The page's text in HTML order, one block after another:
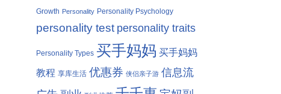
Growth Personality Personality Psychology
personality test personality traits
Personality Types 买手妈妈 买手妈妈
教程 享库生活 优惠券 侠侣亲子游 信息流